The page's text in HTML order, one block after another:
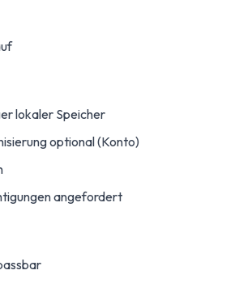
lokaler Speicher
optional (Konto)
angefordert